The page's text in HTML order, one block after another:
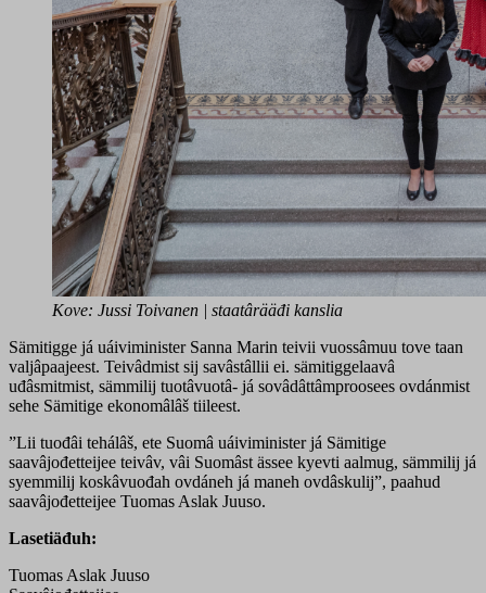
Kove: Jussi Toivanen | staatârääđi kanslia
Sämitigge já uáiviminister Sanna Marin teivii vuossâmuu tove taan
valjâpaajeest. Teivâdmist sij savâstâllii ei. sämitiggelaavâ
uđâsmitmist, sämmilij tuotâvuotâ- já sovâdâttâmproosees ovdánmist
sehe Sämitige ekonomâlâš tiileest.
”Lii tuođâi tehálâš, ete Suomâ uáiviminister já Sämitige
saavâjođetteijee teivâv, vâi Suomâst ässee kyevti aalmug, sämmilij já
syemmilij koskâvuođah ovdáneh já maneh ovdâskulij”, paahud
saavâjođetteijee Tuomas Aslak Juuso.
Lasetiäđuh:
Tuomas Aslak Juuso